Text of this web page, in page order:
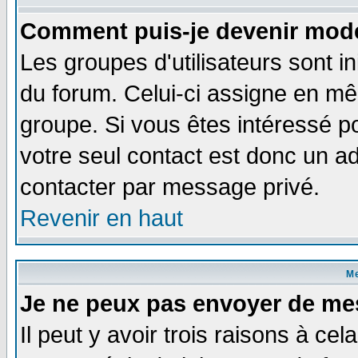
Comment puis-je devenir
Les groupes d'utilisateurs sont
du forum. Celui-ci assigne en
groupe. Si vous êtes intéressé
votre seul contact est donc un
contacter par message privé.
Revenir en haut
Je ne peux pas envoyer de
Il peut y avoir trois raisons à